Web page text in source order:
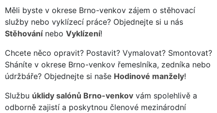
Měli byste v okrese Brno-venkov zájem o stěhovací
služby nebo vyklízecí práce? Objednejte si u nás
Stěhovánínebo Vyklízení!
Chcete něco opravit? Postavit? Vymalovat? Smontovat?
Sháníte v okrese Brno-venkov řemeslníka, zedníka nebo
údržbáře? Objednejte si naše Hodinové manžely!
Službu úklidy salónů Brno-venkov vám spolehlivě a
odborně zajistí a poskytnou členové mezinárodní